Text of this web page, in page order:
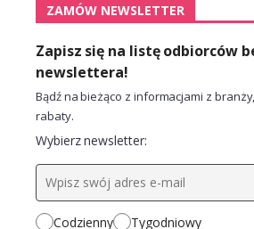
ZAMÓW NEWSLETTER
Zapisz się na listę odbiorców
newslettera!
Bądź na bieżąco z informacjami z
rabaty.
Wybierz newsletter:
Codzienny Tygodniowy